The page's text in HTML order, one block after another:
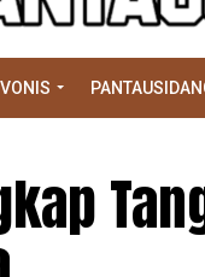
VONIS